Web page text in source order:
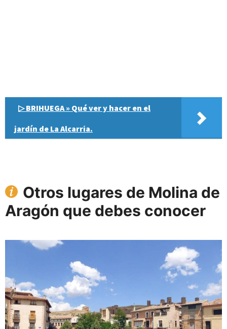
▷ BRIHUEGA » Qué ver y hacer en el
jardín de La Alcarria.
Otros lugares de Molina de
Aragón que debes conocer